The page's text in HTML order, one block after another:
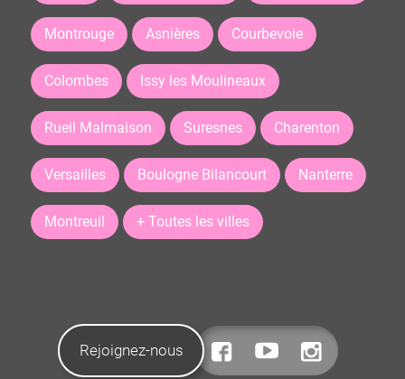
Montrouge Asnières Courbevoie
Colombes Issy les Moulineaux
Rueil Malmaison Suresnes Charenton
Versailles Boulogne Bilancourt Nanterre
Montreuil + Toutes les villes
Rejoignez-nous